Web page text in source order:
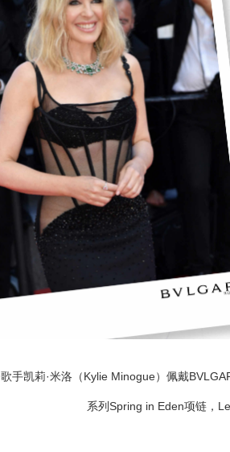
歌手凯莉·米洛（Kylie Minogue）佩戴
系列Spring in Eden项链，